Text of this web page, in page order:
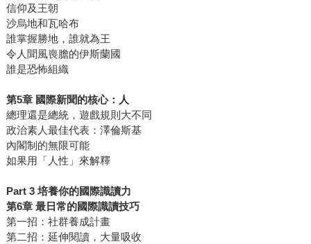
信仰及王朝
沙烏地和瓦哈布
誰掌握勝地，誰就為王
令人聞風喪膽的伊斯蘭國
誰是恐怖組織
第5章 國際新聞的核心：人
總理還是總統，遊戲規則大不同
政治素人最佳代表：澤倫斯基
內閣制的無限可能
如果用「人性」來解釋
Part 3 培養你的國際識讀力
第6章 最日常的國際識讀技巧
第一招：社群養成計畫
第二招：延伸閱讀，大量吸收